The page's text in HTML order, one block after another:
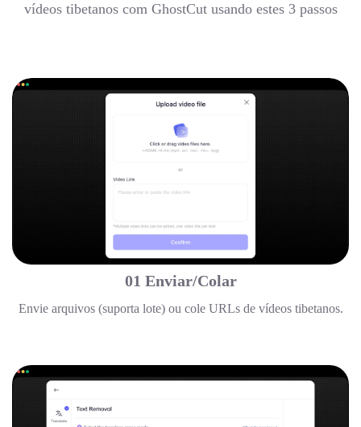
vídeos tibetanos com GhostCut usando estes 3 passos
01 Enviar/Colar
Envie arquivos (suporta lote) ou cole URLs de vídeos tibetanos.